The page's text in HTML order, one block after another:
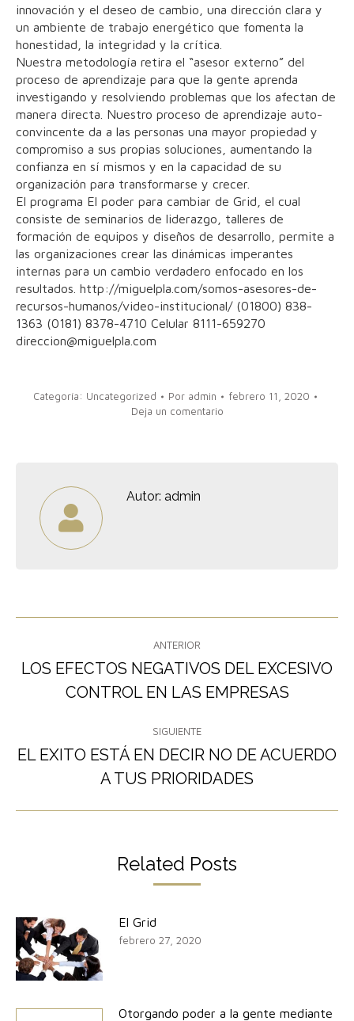
innovación y el deseo de cambio, una dirección clara y
un ambiente de trabajo energético que fomenta la
honestidad, la integridad y la crítica.
Nuestra metodología retira el “asesor externo” del
proceso de aprendizaje para que la gente aprenda
investigando y resolviendo problemas que los afectan de
manera directa. Nuestro proceso de aprendizaje auto-
convincente da a las personas una mayor propiedad y
compromiso a sus propias soluciones, aumentando la
confianza en sí mismos y en la capacidad de su
organización para transformarse y crecer.
El programa El poder para cambiar de Grid, el cual
consiste de seminarios de liderazgo, talleres de
formación de equipos y diseños de desarrollo, permite a
las organizaciones crear las dinámicas imperantes
internas para un cambio verdadero enfocado en los
resultados. http://miguelpla.com/somos-asesores-de-
recursos-humanos/video-institucional/ (01800) 838-
1363 (0181) 8378-4710 Celular 8111-659270
direccion@miguelpla.com
Categoría: Uncategorized Por admin
febrero 11, 2020
Deja un comentario
Autor: admin
Navegación
entre
publicaciones
ANTERIOR
Publicación
anterior:
LOS EFECTOS NEGATIVOS DEL EXCESIVO
CONTROL EN LAS EMPRESAS
SIGUIENTE
Publicación
siguiente:
EL EXITO ESTÁ EN DECIR NO DE ACUERDO
A TUS PRIORIDADES
Related Posts
El Grid
febrero 27, 2020
Otorgando poder a la gente mediante